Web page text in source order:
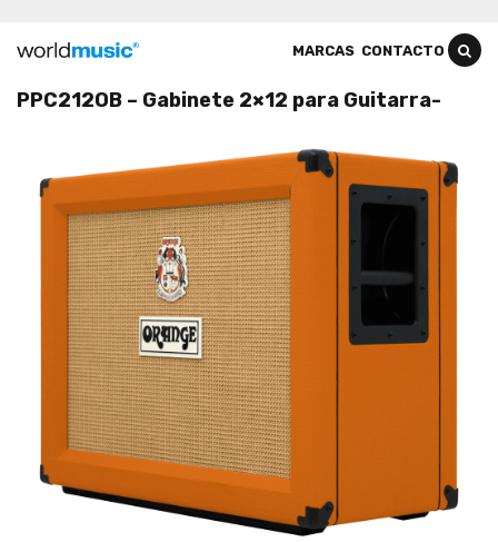
MARCAS CONTACTO
PPC212OB – Gabinete 2×12 para Guitarra-